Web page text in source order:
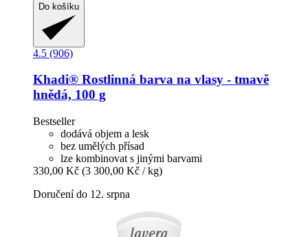
Do košíku
4.5 (906)
Khadi® Rostlinná barva na vlasy -​ tmavě
hnědá, 100 g
Bestseller
dodává objem a lesk
bez umělých přísad
lze kombinovat s jinými barvami
330,00 Kč (3 300,00 Kč / kg)
Doručení do 12. srpna